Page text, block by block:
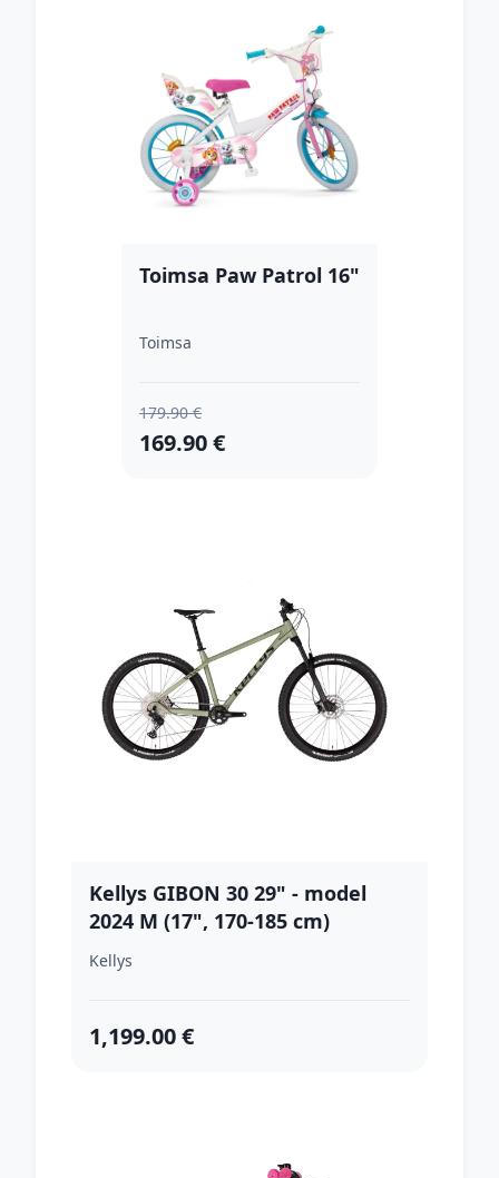
Toimsa Paw Patrol 16"
Toimsa
179.90 €
169.90 €
Kellys GIBON 30 29" - model
2024 M (17", 170-185 cm)
Kellys
1,199.00 €